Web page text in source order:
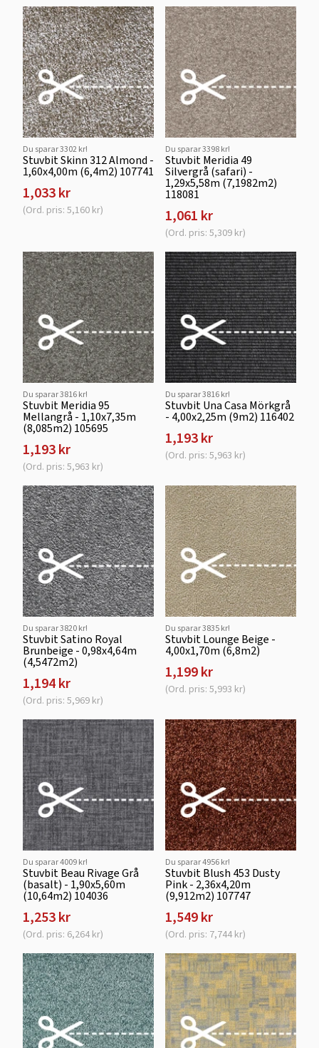
Du sparar 3302 kr!
Stuvbit Skinn 312 Almond -
1,60x4,00m (6,4m2) 107741
1,033 kr
(Ord. pris: 5,160 kr)
Du sparar 3398 kr!
Stuvbit Meridia 49
Silvergrå (safari) -
1,29x5,58m (7,1982m2)
118081
1,061 kr
(Ord. pris: 5,309 kr)
Du sparar 3816 kr!
Stuvbit Meridia 95
Mellangrå - 1,10x7,35m
(8,085m2) 105695
1,193 kr
(Ord. pris: 5,963 kr)
Du sparar 3816 kr!
Stuvbit Una Casa Mörkgrå
- 4,00x2,25m (9m2) 116402
1,193 kr
(Ord. pris: 5,963 kr)
Du sparar 3820 kr!
Stuvbit Satino Royal
Brunbeige - 0,98x4,64m
(4,5472m2)
1,194 kr
(Ord. pris: 5,969 kr)
Du sparar 3835 kr!
Stuvbit Lounge Beige -
4,00x1,70m (6,8m2)
1,199 kr
(Ord. pris: 5,993 kr)
Du sparar 4009 kr!
Stuvbit Beau Rivage Grå
(basalt) - 1,90x5,60m
(10,64m2) 104036
1,253 kr
(Ord. pris: 6,264 kr)
Du sparar 4956 kr!
Stuvbit Blush 453 Dusty
Pink - 2,36x4,20m
(9,912m2) 107747
1,549 kr
(Ord. pris: 7,744 kr)